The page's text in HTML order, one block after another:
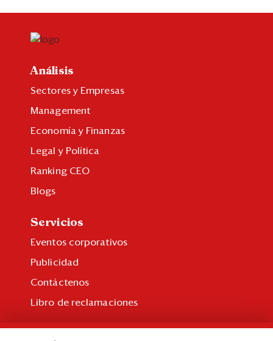
Análisis
Sectores y Empresas
Management
Economía y Finanzas
Legal y Política
Ranking CEO
Blogs
Servicios
Eventos corporativos
Publicidad
Contáctenos
Libro de reclamaciones